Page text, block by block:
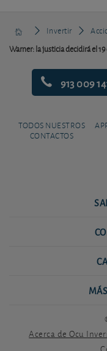
Invertir
Warner: la justicia decidirá el
913 009
TODOS NUESTROS
CONTACTOS
Acerca de Ocu